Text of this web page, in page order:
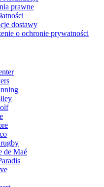
prawne
dostawy
o ochronie prywatności
de Maé